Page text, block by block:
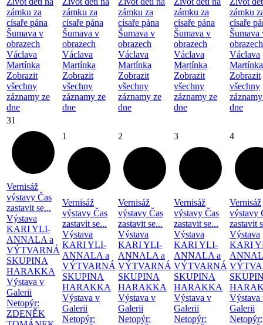
zámku za
císaře pána
Šumava v
obrazech
Václava
Martínka
Zobrazit
všechny
záznamy ze
dne
zámku za
císaře pána
Šumava v
obrazech
Václava
Martínka
Zobrazit
všechny
záznamy ze
dne
zámku za
císaře pána
Šumava v
obrazech
Václava
Martínka
Zobrazit
všechny
záznamy ze
dne
zámku za
císaře pána
Šumava v
obrazech
Václava
Martínka
Zobrazit
všechny
záznamy ze
dne
zámku
císaře
Šumava
obrazech
Václava
Martínka
Zobrazit
všechny
dne
31
Vernisáž
výstavy Čas
zastavit se...
Výstava
KARI YLI-
ANNALA a
VÝTVARNÁ
SKUPINA
HARAKKA
Výstava v
Galerii
Netopýr:
ZDENĚK
1
Vernisáž
výstavy Čas
zastavit se...
Výstava
KARI YLI-
ANNALA a
VÝTVARNÁ
SKUPINA
HARAKKA
Výstava v
Galerii
Netopýr:
2
Vernisáž
výstavy Čas
zastavit se...
Výstava
KARI YLI-
ANNALA a
VÝTVARNÁ
SKUPINA
HARAKKA
Výstava v
Galerii
Netopýr:
3
Vernisáž
výstavy Čas
zastavit se...
Výstava
KARI YLI-
ANNALA a
VÝTVARNÁ
SKUPINA
HARAKKA
Výstava v
Galerii
Netopýr:
4
Vernisáž
výstavy
zastavit
Výstava
KARI
Výstava
Galerii
Netopýr: